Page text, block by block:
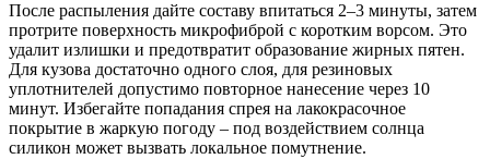
После распыления дайте составу впитаться 2–3 минуты, затем
протрите поверхность микрофиброй с коротким ворсом. Это
удалит излишки и предотвратит образование жирных пятен.
Для кузова достаточно одного слоя, для резиновых
уплотнителей допустимо повторное нанесение через 10
минут. Избегайте попадания спрея на лакокрасочное
покрытие в жаркую погоду – под воздействием солнца
силикон может вызвать локальное помутнение.